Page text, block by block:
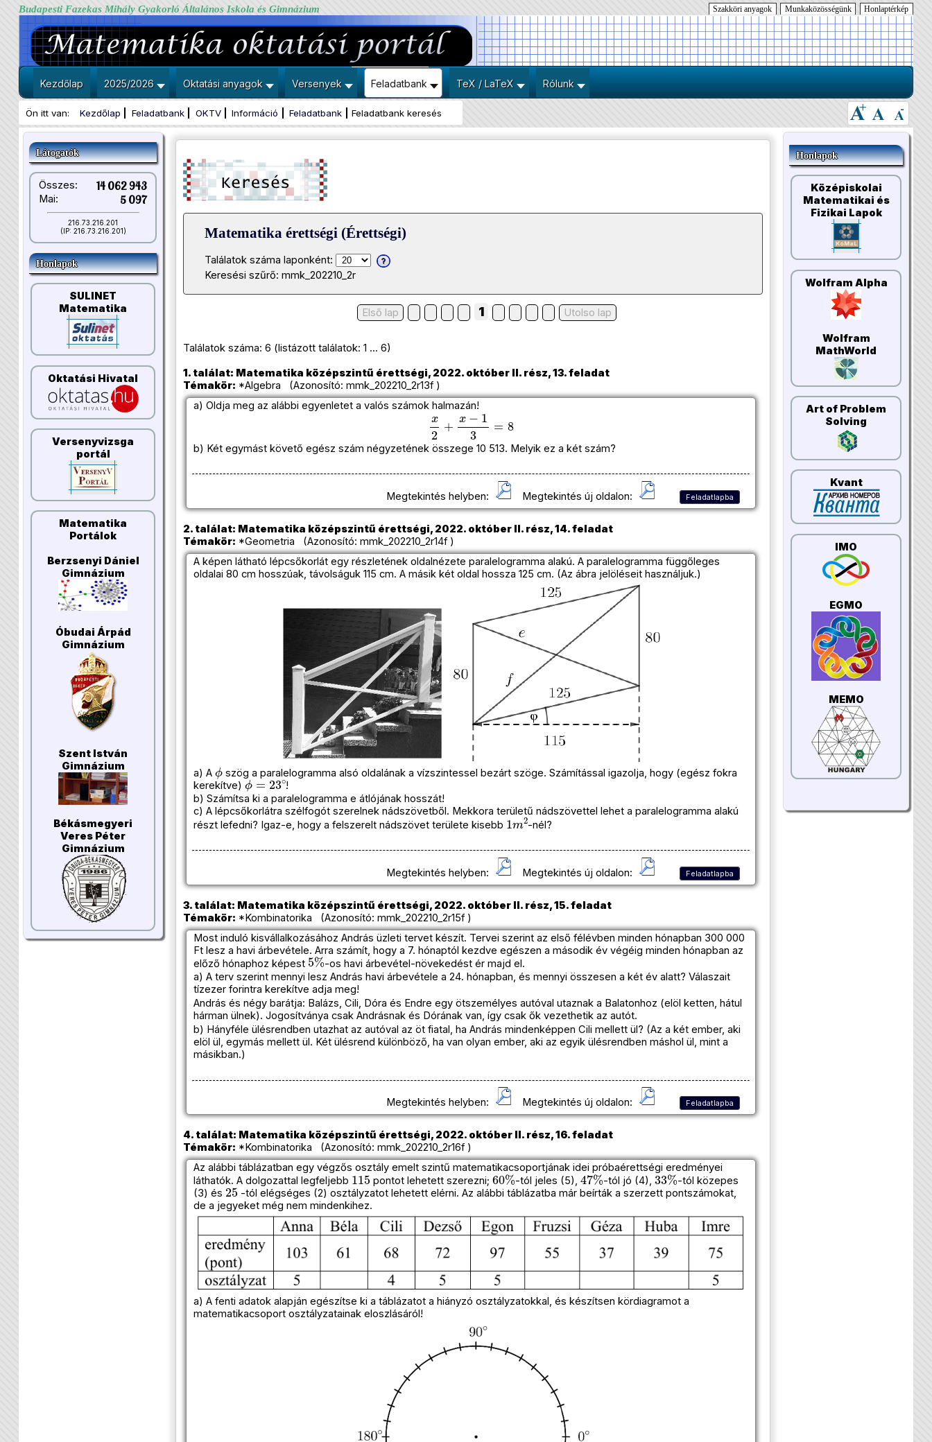
Budapesti Fazekas Mihály Gyakorló Általános Iskola és Gimnázium Honlaptérkép
Munkaközösségünk
Szakköri anyagok
Kezdőlap 2025/2026 Oktatási anyagok Versenyek Feladatbank TeX / LaTeX Rólunk
Ön itt van: Kezdőlap Feladatbank OKTV Információ Feladatbank Feladatbank keresés
Látogatók
Összes: 14 062 943
Mai: 5 097
216.73.216.201
(IP: 216.73.216.201)
Honlapok
SULINET
Matematika
Oktatási Hivatal
Versenyvizsga
portál
Matematika
Portálok
Berzsenyi Dániel
Gimnázium
Óbudai Árpád
Gimnázium
Szent István
Gimnázium
Békásmegyeri
Veres Péter
Gimnázium
Matematika érettségi (Érettségi)
Találatok száma laponként:
Keresési szűrő: mmk_202210_2r
Első lap 1 Utolso lap
Találatok száma: 6 (listázott találatok: 1 ... 6)
1. találat: Matematika középszintű érettségi, 2022. október II. rész, 13. feladat
Témakör: *Algebra (Azonosító: mmk_202210_2r13f )
a) Oldja meg az alábbi egyenletet a valós számok halmazán!
x2 −13 =8
b) Két egymást követő egész szám négyzetének összege 10 513. Melyik ez a két szám?
Megtekintés helyben: Megtekintés új oldalon: Feladatlapba
2. találat: Matematika középszintű érettségi, 2022. október II. rész, 14. feladat
Témakör: *Geometria (Azonosító: mmk_202210_2r14f )
A képen látható lépcsőkorlát egy részletének oldalnézete paralelogramma alakú. A paralelogramma függőleges
oldalai 80 cm hosszúak, távolságuk 115 cm. A másik két oldal hossza 125 cm. (Az ábra jelöléseit használjuk.)
a) A
ϕ
szög a paralelogramma alsó oldalának a vízszintessel bezárt szöge. Számítással igazolja, hogy (egész fokra
kerekítve)
ϕ=23∘
!
b) Számítsa ki a paralelogramma e átlójának hosszát!
c) A lépcsőkorlátra szélfogót szerelnek nádszövetből. Mekkora területű nádszövettel lehet a paralelogramma alakú
részt lefedni? Igaz-e, hogy a felszerelt nádszövet területe kisebb
1m2
-nél?
Megtekintés helyben: Megtekintés új oldalon: Feladatlapba
3. találat: Matematika középszintű érettségi, 2022. október II. rész, 15. feladat
Témakör: *Kombinatorika (Azonosító: mmk_202210_2r15f )
Most induló kisvállalkozásához András üzleti tervet készít. Tervei szerint az első félévben minden hónapban 300 000
Ft lesz a havi árbevétele. Arra számít, hogy a 7. hónaptól kezdve egészen a második év végéig minden hónapban az
előző hónaphoz képest
5%
-os havi árbevétel-növekedést ér majd el.
a) A terv szerint mennyi lesz András havi árbevétele a 24. hónapban, és mennyi összesen a két év alatt? Válaszait
tízezer forintra kerekítve adja meg!
András és négy barátja: Balázs, Cili, Dóra és Endre egy ötszemélyes autóval utaznak a Balatonhoz (elöl ketten, hátul
hárman ülnek). Jogosítványa csak Andrásnak és Dórának van, így csak ők vezethetik az autót.
b) Hányféle ülésrendben utazhat az autóval az öt fiatal, ha András mindenképpen Cili mellett ül? (Az a két ember, aki
elöl ül, egymás mellett ül. Két ülésrend különböző, ha van olyan ember, aki az egyik ülésrendben máshol ül, mint a
másikban.)
Megtekintés helyben: Megtekintés új oldalon: Feladatlapba
4. találat: Matematika középszintű érettségi, 2022. október II. rész, 16. feladat
Témakör: *Kombinatorika (Azonosító: mmk_202210_2r16f )
Az alábbi táblázatban egy végzős osztály emelt szintű matematikacsoportjának idei próbaérettségi eredményei
láthatók. A dolgozattal legfeljebb
115
pontot lehetett szerezni;
60%
-tól jeles (5),
47%
-tól jó (4),
33%
-tól közepes
(3) és
25
-tól elégséges (2) osztályzatot lehetett elérni. Az alábbi táblázatba már beírták a szerzett pontszámokat,
de a jegyeket még nem mindenkihez.
a) A fenti adatok alapján egészítse ki a táblázatot a hiányzó osztályzatokkal, és készítsen kördiagramot a
matematikacsoport osztályzatainak eloszlásáról!
Honlapok
Középiskolai
Matematikai és
Fizikai Lapok
Wolfram Alpha
Wolfram
MathWorld
Art of Problem
Solving
Kvant
IMO
EGMO
MEMO